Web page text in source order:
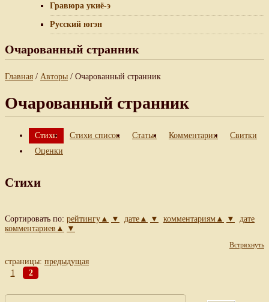
Гравюра укиё-э
Русский югэн
Очарованный странник
Главная / Авторы / Очарованный странник
Очарованный странник
Стихи Стихи список Статьи Комментарии
Свитки
Оценки
Стихи
Сортировать по: рейтингу▲ ▼ дате▲ ▼ комментариям▲ ▼
дате
комментариев▲
▼
Встряхнуть
страницы: предыдущая
1
2